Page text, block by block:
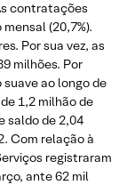
contratações
(20,7%).
Por sua vez, as
milhões. Por
ao longo de
1,2 milhão de
saldo de 2,04
Com relação à
registraram
ante 62 mil